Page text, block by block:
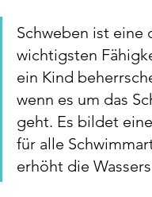
Schweben ist eine
wichtigsten
ein Kind
wenn es um das
geht. Es bildet
für alle
erhöht die